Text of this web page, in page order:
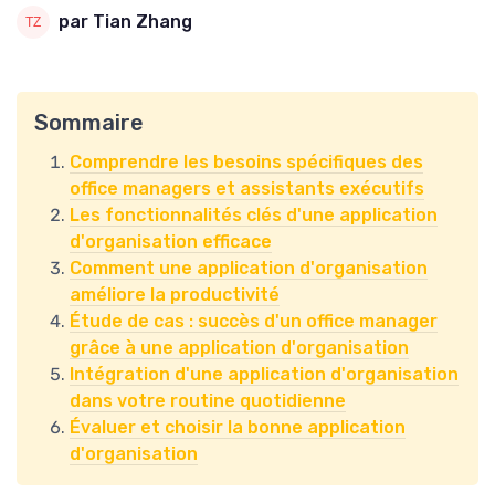
par Tian Zhang
Sommaire
Comprendre les besoins spécifiques des
office managers et assistants exécutifs
Les fonctionnalités clés d'une application
d'organisation efficace
Comment une application d'organisation
améliore la productivité
Étude de cas : succès d'un office manager
grâce à une application d'organisation
Intégration d'une application d'organisation
dans votre routine quotidienne
Évaluer et choisir la bonne application
d'organisation